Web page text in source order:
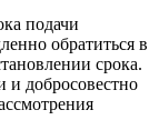
подачи
обратиться в
срока.
и добросовестно